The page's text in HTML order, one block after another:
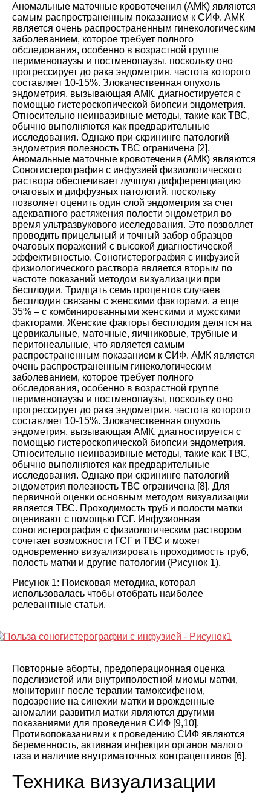
Аномальные маточные кровотечения (АМК) являются
самым распространенным показанием к СИФ. АМК
является очень распространенным гинекологическим
заболеванием, которое требует полного
обследования, особенно в возрастной группе
перименопаузы и постменопаузы, поскольку оно
прогрессирует до рака эндометрия, частота которого
составляет 10-15%. Злокачественная опухоль
эндометрия, вызывающая АМК, диагностируется с
помощью гистероскопической биопсии эндометрия.
Относительно неинвазивные методы, такие как ТВС,
обычно выполняются как предварительные
исследования. Однако при скрининге патологий
эндометрия полезность ТВС ограничена [2].
Аномальные маточные кровотечения (АМК) являются
Соногистерография с инфузией физиологического
раствора обеспечивает лучшую дифференциацию
очаговых и диффузных патологий, поскольку
позволяет оценить один слой эндометрия за счет
адекватного растяжения полости эндометрия во
время ультразвукового исследования. Это позволяет
проводить прицельный и точный забор образцов
очаговых поражений с высокой диагностической
эффективностью. Соногистерография с инфузией
физиологического раствора является вторым по
частоте показаний методом визуализации при
бесплодии. Тридцать семь процентов случаев
бесплодия связаны с женскими факторами, а еще
35% – с комбинированными женскими и мужскими
факторами. Женские факторы бесплодия делятся на
цервикальные, маточные, яичниковые, трубные и
перитонеальные, что является самым
распространенным показанием к СИФ. АМК является
очень распространенным гинекологическим
заболеванием, которое требует полного
обследования, особенно в возрастной группе
перименопаузы и постменопаузы, поскольку оно
прогрессирует до рака эндометрия, частота которого
составляет 10-15%. Злокачественная опухоль
эндометрия, вызывающая АМК, диагностируется с
помощью гистероскопической биопсии эндометрия.
Относительно неинвазивные методы, такие как ТВС,
обычно выполняются как предварительные
исследования. Однако при скрининге патологий
эндометрия полезность ТВС ограничена [8]. Для
первичной оценки основным методом визуализации
является ТВС. Проходимость труб и полости матки
оценивают с помощью ГСГ. Инфузионная
соногистерография с физиологическим раствором
сочетает возможности ГСГ и ТВС и может
одновременно визуализировать проходимость труб,
полость матки и другие патологии (Рисунок 1).
Рисунок 1: Поисковая методика, которая
использовалась чтобы отобрать наиболее
релевантные статьи.
Повторные аборты, предоперационная оценка
подслизистой или внутриполостной миомы матки,
мониторинг после терапии тамоксифеном,
подозрение на синехии матки и врожденные
аномалии развития матки являются другими
показаниями для проведения СИФ [9,10].
Противопоказаниями к проведению СИФ являются
беременность, активная инфекция органов малого
таза и наличие внутриматочных контрацептивов [6].
Техника визуализации